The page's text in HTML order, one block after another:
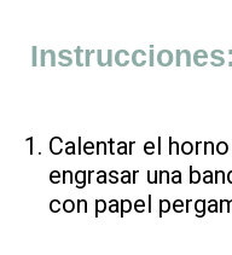
Instrucciones:
Calentar el
engrasar una
con papel